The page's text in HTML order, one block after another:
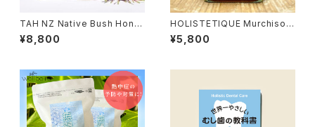
TAH NZ Native Bush Hone
y NZ産ネイティブハニー 1Kg
¥8,800
HOLISTETIQUE Murchison
380g
¥5,800